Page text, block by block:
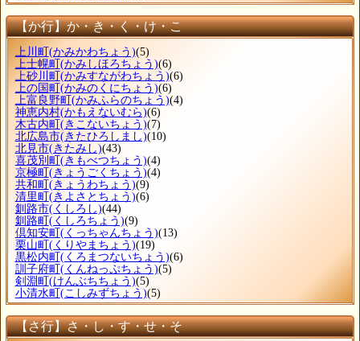
【か行】か・き・く・け・こ
上川町(かみかわちょう)(5)
上士幌町(かみしほろちょう)(6)
上砂川町(かみすながわちょう)(6)
上の国町(かみのくにちょう)(6)
上富良野町(かみふらのちょう)(4)
神恵内村(かもえないむら)(6)
木古内町(きこないちょう)(7)
北広島市(きたひろしまし)(10)
北見市(きたみし)(43)
喜茂別町(きもべつちょう)(4)
京極町(きょうごくちょう)(4)
共和町(きょうわちょう)(9)
清里町(きよさとちょう)(6)
釧路市(くしろし)(44)
釧路町(くしろちょう)(9)
倶知安町(くっちゃんちょう)(13)
栗山町(くりやまちょう)(19)
黒松内町(くろまつないちょう)(6)
訓子府町(くんねっぷちょう)(5)
剣淵町(けんぶちちょう)(5)
小清水町(こしみずちょう)(5)
【さ行】さ・し・す・せ・そ